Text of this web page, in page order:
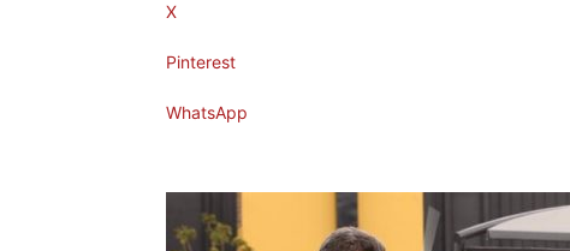
X
Pinterest
WhatsApp